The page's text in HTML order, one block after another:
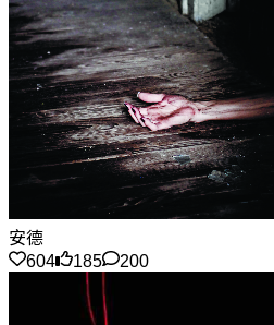
安德
604
185 200